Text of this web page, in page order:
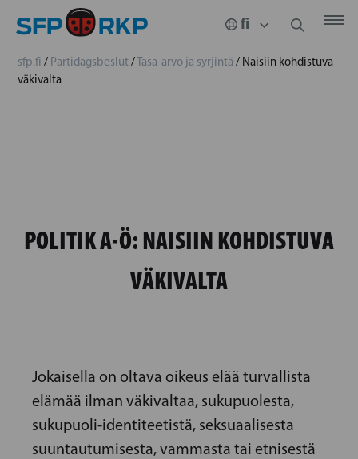
sfp.fi / Partidagsbeslut/Tasa-arvo ja syrjintä / Naisiin kohdistuva
väkivalta
POLITIK A-Ö:NAISIIN KOHDISTUVA
VÄKIVALTA
Jokaisella on oltava oikeus elää turvallista
elämää ilman väkivaltaa, sukupuolesta,
sukupuoli-identiteetistä, seksuaalisesta
suuntautumisesta, vammasta tai etnisestä